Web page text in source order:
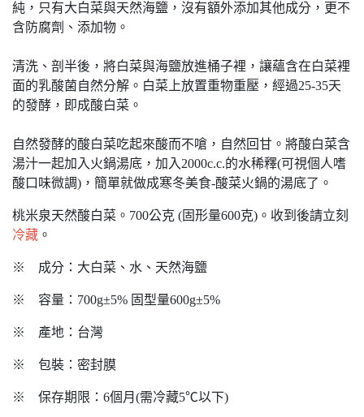
純，只有大白菜與天然海鹽，沒有額外添加其他成分，更不
含防腐劑、添加物。
清洗、剖半後，將白菜與海鹽放進桶子裡，讓蘊含在白菜裡
面的乳酸菌自然分解。白菜上放置重物重壓，經過25-35天
的發酵，即成酸白菜。
自然發酵的酸白菜吃起來酸而不嗆，自然回甘。將酸白菜含
湯汁一起加入火鍋湯底，加入2000c.c.的水稀釋(可視個人嗜
酸口味微調)，簡單就做成寒冬美食-酸菜火鍋的湯底了。
桃米泉天然酸白菜。700公克 (固形量600克)。收到後請立刻
冷藏 。
※ 成分：大白菜、水、天然海鹽
※ 容量：700g±5% 固型量600g±5%
※ 產地：台灣
※ 包裝：密封膜
※ 保存期限：6個月(需冷藏5℃以下)